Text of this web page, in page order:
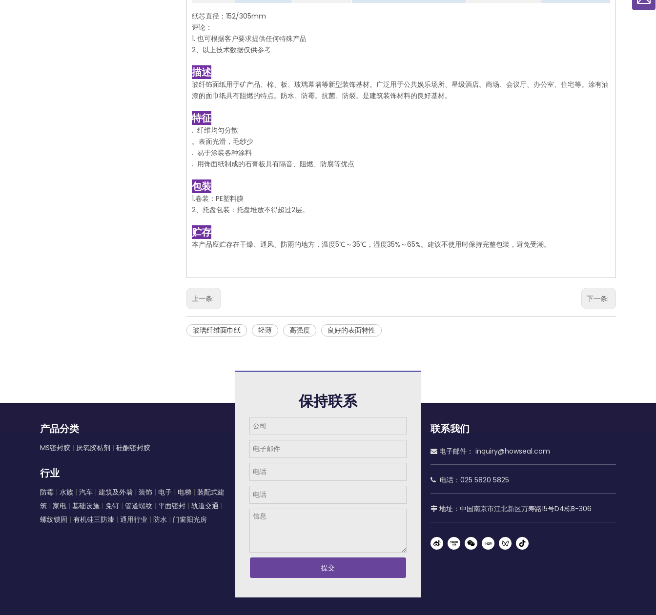
纸芯直径：152/305mm
评论：
1. 也可根据客户要求提供任何特殊产品
2、以上技术数据仅供参考
描述
玻纤饰面纸用于矿产品、棉、板、玻璃幕墙等新型装饰基材。广泛用于公共娱乐场所、星级酒店。商场、会议厅、办公室、住宅等。涂有油
漆的面巾纸具有阻燃的特点。防水、防霉。抗菌、防裂。是建筑装饰材料的良好基材。
特征
. 纤维均匀分散
。表面光滑，毛纱少
. 易于涂装各种涂料
. 用饰面纸制成的石膏板具有隔音、阻燃、防腐等优点
包装
1.卷装：PE塑料膜
2、托盘包装：托盘堆放不得超过2层。
贮存
本产品应贮存在干燥、通风、防雨的地方，温度5℃～35℃，湿度35%～65%。建议不使用时保持完整包装，避免受潮。
上一条: 下一条:
玻璃纤维面巾纸 轻薄 高强度 良好的表面特性
产品分类
MS密封胶 | 厌氧胶黏剂 | 硅酮密封胶
行业
防霉 | 水族 | 汽车 | 建筑及外墙 | 装饰 | 电子 | 电梯 | 装配式建
筑 | 家电 | 基础设施 | 免钉 | 管道螺纹 | 平面密封 | 轨道交通 |
螺纹锁固 | 有机硅三防漆 | 通用行业 | 防水 | 门窗阳光房
保持联系
提交
联系我们
 电子邮件： inquiry@howseal.com
 电话：025 5820 5825
 地址：中国南京市江北新区万寿路15号D4栋B-306